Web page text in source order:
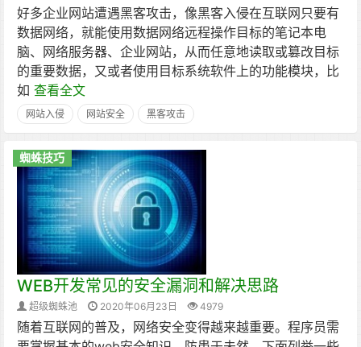
好多企业网站遭遇黑客攻击，像黑客入侵在互联网只要有
数据网络，就能使用数据网络远程操作目标的笔记本电
脑、网络服务器、企业网站，从而任意地读取或篡改目标
的重要数据，又或者使用目标系统软件上的功能模块，比
如 查看全文
网站入侵 网站安全 黑客攻击
蜘蛛技巧
WEB开发常见的安全漏洞和解决思路
超级蜘蛛池 2020年06月23日 4979
随着互联网的普及，网络安全变得越来越重要。程序员需